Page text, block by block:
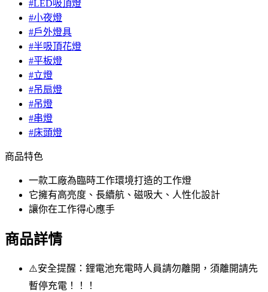
#LED吸頂燈
#小夜燈
#戶外燈具
#半吸頂花燈
#平板燈
#立燈
#吊扇燈
#吊燈
#串燈
#床頭燈
商品特色
一款工廠為臨時工作環境打造的工作燈
它擁有高亮度、長續航、磁吸大、人性化設計
讓你在工作得心應手
商品詳情
⚠️安全提醒：鋰電池充電時人員請勿離開，須離開請先
暫停充電！！！